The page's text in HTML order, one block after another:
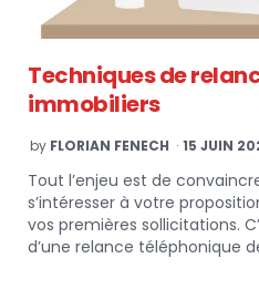
Techniques de
immobiliers
POSTED
BY
by FLORIAN FENECH 15 JUIN
Tout l’enjeu est de
s’intéresser à votre
vos premières sollicitations.
d’une relance téléphonique